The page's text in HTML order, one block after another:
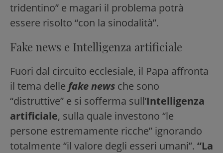
tridentino” e magari il problema potrà
essere risolto “con la sinodalità”.
Fake news e Intelligenza artificiale
Fuori dal circuito ecclesiale, il Papa affronta
il tema delle fake news che sono
“distruttive” e si sofferma sull’Intelligenza
artificiale, sulla quale investono “le
persone estremamente ricche” ignorando
totalmente “il valore degli esseri umani”. “La